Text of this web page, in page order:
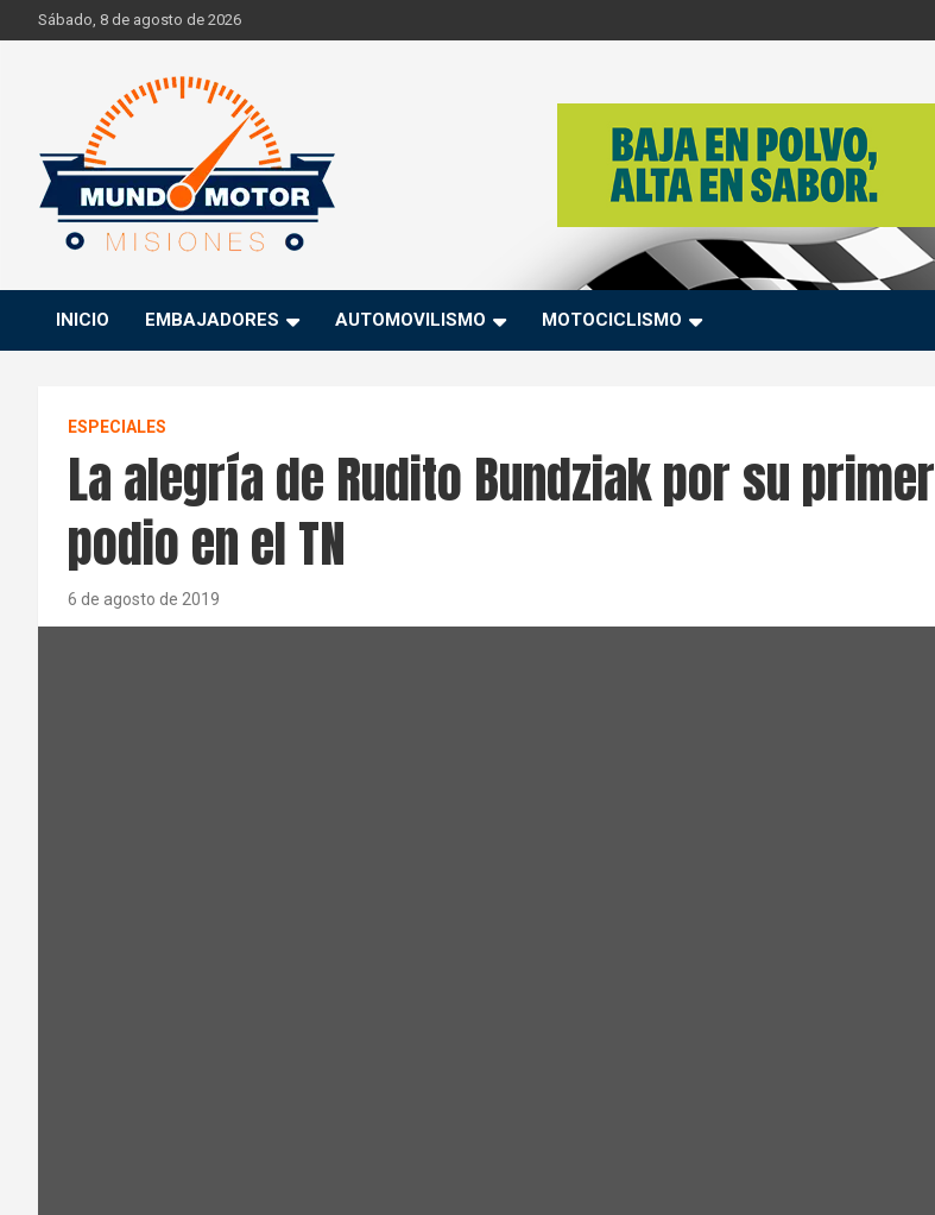
to
Sábado, 8 de agosto de 2026
Mundo Motor Misiones
INICIO EMBAJADORES AUTOMOVILISMO MOTOCICLISMO
ESPECIALES
La alegría de Rudito Bundziak por su primer
podio en el TN
6 de agosto de 2019